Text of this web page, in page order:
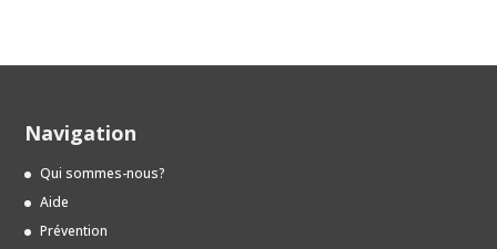
Navigation
Qui sommes-nous?
Aide
Prévention